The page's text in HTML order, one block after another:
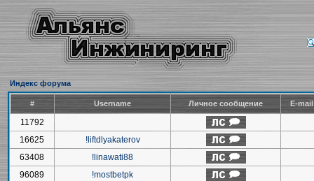
Индекс форума
# Username Личное сообщение E-
11792
16625
!liftdlyakaterov
63408
!linawati88
96089
!mostbetpk